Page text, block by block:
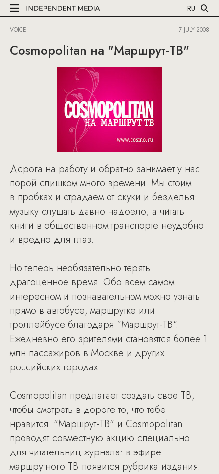
RU
VOICE 7 JULY 2008
Cosmopolitan на "Маршрут-ТВ"
Дорога на работу и обратно занимает у нас
порой слишком много времени. Мы стоим
в пробках и страдаем от скуки и безделья:
музыку слушать давно надоело, а читать
книги в общественном транспорте неудобно
и вредно для глаз.
Но теперь необязательно терять
драгоценное время. Обо всем самом
интересном и познавательном можно узнать
прямо в автобусе, маршрутке или
троллейбусе благодаря "Маршрут-ТВ".
Ежедневно его зрителями становятся более 1
млн пассажиров в Москве и других
российских городах.
Сosmopolitan предлагает создать свое ТВ,
чтобы смотреть в дороге то, что тебе
нравится. "Маршрут-ТВ" и Cosmopolitan
проводят совместную акцию специально
для читательниц журнала: в эфире
маршрутного ТВ появится рубрика издания.